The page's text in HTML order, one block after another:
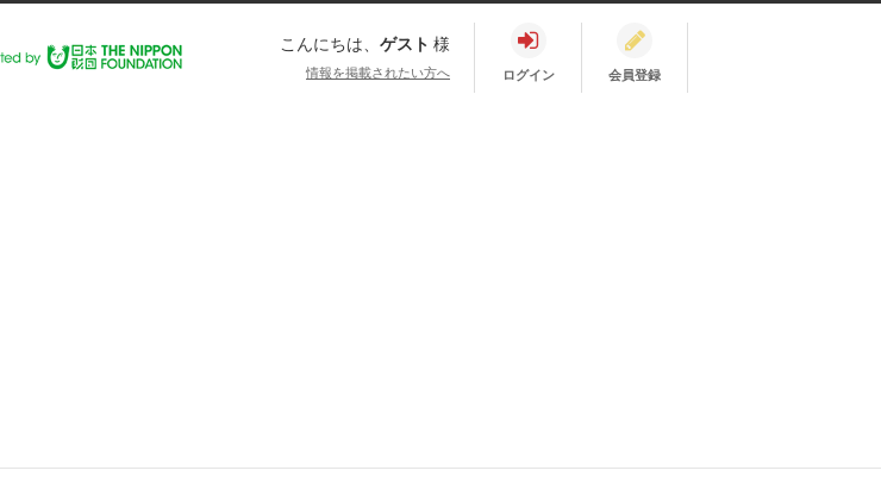
こんにちは、 ゲスト 様
情報を掲載されたい方へ ログイン 会員登録